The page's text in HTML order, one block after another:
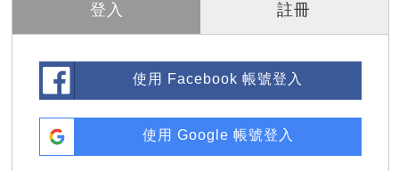
登入 註冊
使用 Facebook 帳號登入
使用 Google 帳號登入